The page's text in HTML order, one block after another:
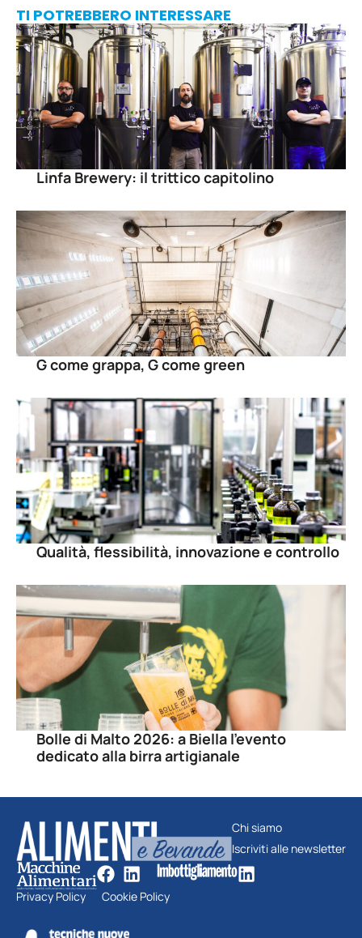
TI POTREBBERO INTERESSARE
Linfa Brewery: il trittico capitolino
G come grappa, G come green
Qualità, flessibilità, innovazione e controllo
Bolle di Malto 2026: a Biella l’evento
dedicato alla birra artigianale
Chi siamo
Iscriviti alle newsletter
Privacy Policy Cookie Policy